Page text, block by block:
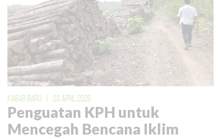
KABAR BARU 23 APRIL 2026
Penguatan KPH untuk
Mencegah Bencana Iklim